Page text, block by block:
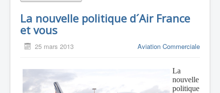
La nouvelle politique d´Air France
et vous
25 mars 2013 Aviation Commerciale
La
nouvelle
politique